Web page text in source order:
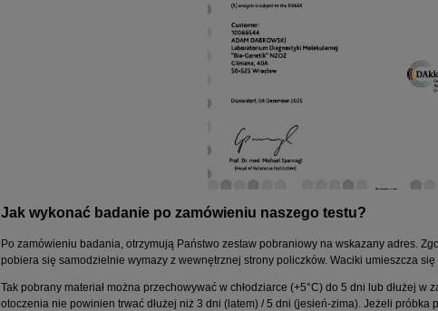
Cena regularna:230,00 zł
do koszyka
Narkolepsja- wykrywanie allelu
do koszyka
Jak wykonać badanie po zamówieniu naszego testu?
Po zamówieniu badania, otrzymują Państwo zestaw pobraniowy na wskazany adres.
pobiera się samodzielnie wymazy z wewnętrznej strony policzków. Waciki umieszcza
Tak pobrany materiał można przechowywać w chłodziarce (+5°C) do 5 dni lub dłużej
otoczenia nie powinien trwać dłużej niż 3 dni (latem) / 5 dni (jesień-zima). Jeżeli